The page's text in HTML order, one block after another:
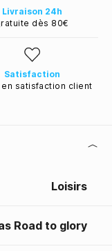
Livraison 24h
dès 80€
Satisfaction
en satisfaction client
Loisirs
Road to glory